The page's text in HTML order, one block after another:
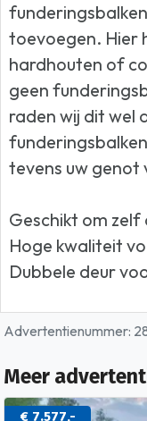
toevoegen. Hier
hardhouten of
geen
raden wij dit wel
tevens uw genot
Geschikt om
Hoge kwaliteit
Dubbele deur
Advertentienummer:
Meer
€ 7.577,-